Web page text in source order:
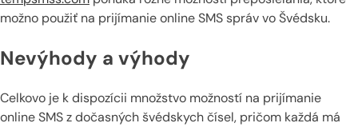
možno použiť na prijímanie online SMS správ vo Švédsku.
Nevýhody a výhody
Celkovo je k dispozícii množstvo možností na prijímanie
online SMS z dočasných švédskych čísel, pričom každá má